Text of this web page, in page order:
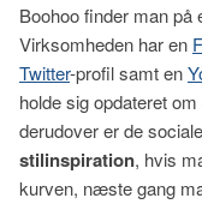
Boohoo finder man
Virksomheden har en
Twitter-profil samt en
holde sig opdateret
derudover er de
stilinspiration, hvis
kurven, næste gang